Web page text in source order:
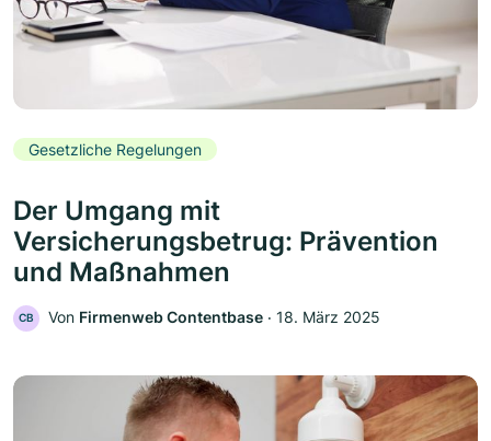
Gesetzliche Regelungen
Der Umgang mit
Versicherungsbetrug: Prävention
und Maßnahmen
CB Von Firmenweb Contentbase ‧ 18. März 2025